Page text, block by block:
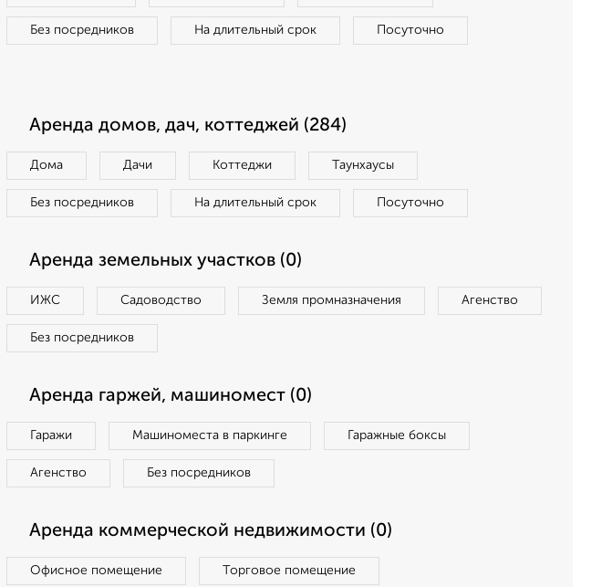
Без посредников На длительный срок Посуточно
Аренда домов, дач, коттеджей (284)
Дома Дачи Коттеджи Таунхаусы
Без посредников На длительный срок Посуточно
Аренда земельных участков (0)
ИЖС Садоводство Земля промназначения Агенство
Без посредников
Аренда гаржей, машиномест (0)
Гаражи Машиноместа в паркинге Гаражные боксы
Агенство Без посредников
Аренда коммерческой недвижимости (0)
Офисное помещение Торговое помещение